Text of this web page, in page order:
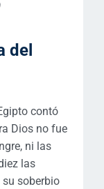
del
contó
Dios no fue
ni las
las
soberbio